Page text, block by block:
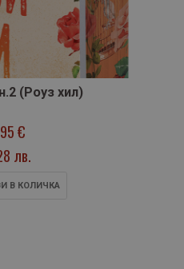
(Роуз хил)
€
лв.
В КОЛИЧКА